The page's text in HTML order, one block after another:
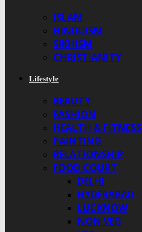
ISLAM
HINDUISM
SIKHISM
CHRISTIANITY
Lifestyle
BEAUTY
FASHION
HEALTH & FITNESS
PAINTING
RELATIONSHIP
FOOD COURT
DELHI
HYDERABAD
LUCKNOW
NON VEG